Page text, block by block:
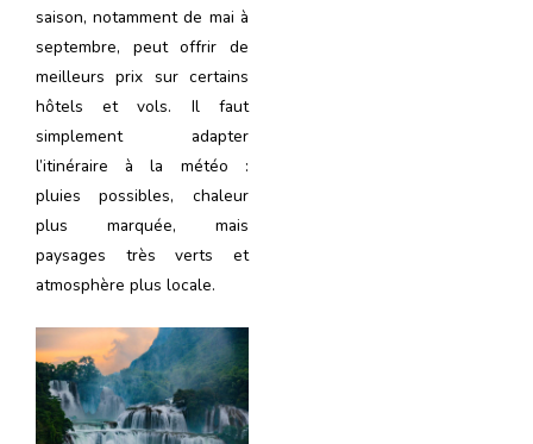
saison, notamment de mai à
septembre, peut offrir de
meilleurs prix sur certains
hôtels et vols. Il faut
simplement adapter
l’itinéraire à la météo :
pluies possibles, chaleur
plus marquée, mais
paysages très verts et
atmosphère plus locale.